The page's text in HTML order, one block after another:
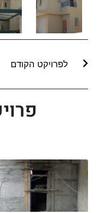
לפרויקט הקודם